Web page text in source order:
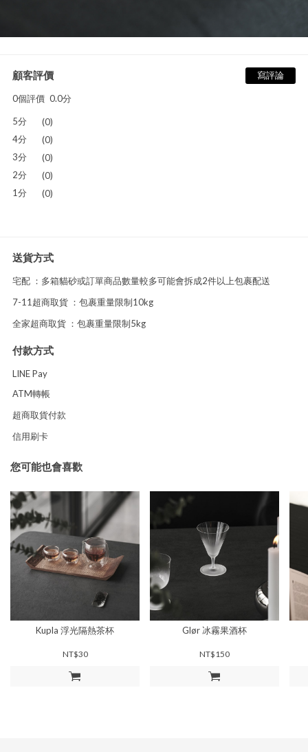
顧客評價
0個評價 0.0分
寫評論
5分
(0)
4分
(0)
3分
(0)
2分
(0)
1分
(0)
送貨方式
宅配 ：多箱貓砂或訂單商品數量較多可能會拆成2件以上包裹配送
7-11超商取貨 ：包裹重量限制10kg
全家超商取貨 ：包裹重量限制5kg
付款方式
LINE Pay
ATM轉帳
超商取貨付款
信用刷卡
您可能也會喜歡
加入購物車
Kupla 浮光隔熱茶杯
NT$30
加入購物車
Glør 冰霧果酒杯
NT$150